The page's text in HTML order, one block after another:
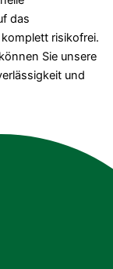
das
risikofrei.
Sie unsere
und